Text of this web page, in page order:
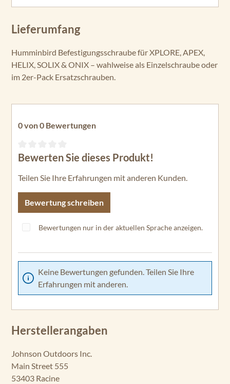
Lieferumfang
Humminbird Befestigungsschraube für XPLORE, APEX,
HELIX, SOLIX & ONIX – wahlweise als Einzelschraube oder
im 2er-Pack Ersatzschrauben.
0 von 0 Bewertungen
Durchschnittliche Bewertung von 0 von 5 Sternen
Bewerten Sie dieses Produkt!
Teilen Sie Ihre Erfahrungen mit anderen Kunden.
Bewertung schreiben
Bewertungen nur in der aktuellen Sprache anzeigen.
Keine Bewertungen gefunden. Teilen Sie Ihre
Erfahrungen mit anderen.
Herstellerangaben
Johnson Outdoors Inc.
Main Street 555
53403 Racine